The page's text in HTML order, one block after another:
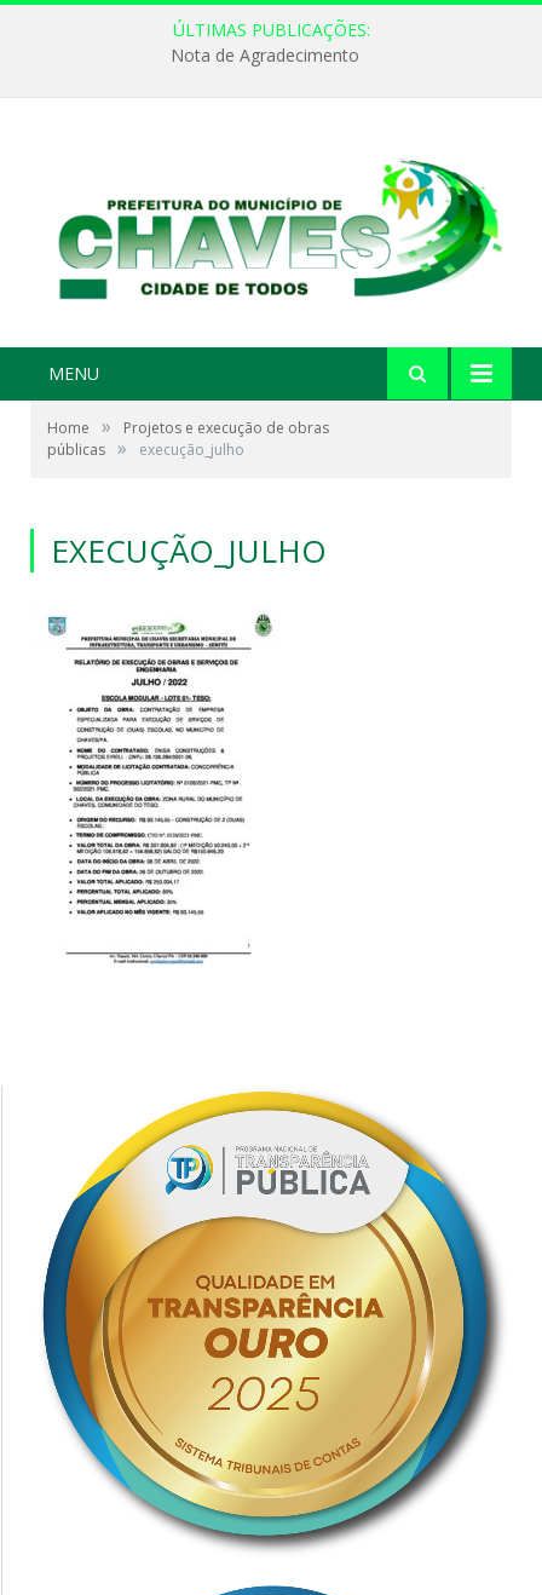
ÚLTIMAS PUBLICAÇÕES:
Nota de Agradecimento
MENU
Home »
Projetos e execução de obras
públicas » execução_julho
EXECUÇÃO_JULHO